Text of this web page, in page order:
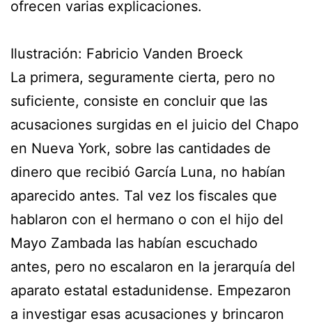
ofrecen varias explicaciones.
Ilustración: Fabricio Vanden Broeck
La primera, seguramente cierta, pero no
suficiente, consiste en concluir que las
acusaciones surgidas en el juicio del Chapo
en Nueva York, sobre las cantidades de
dinero que recibió García Luna, no habían
aparecido antes. Tal vez los fiscales que
hablaron con el hermano o con el hijo del
Mayo Zambada las habían escuchado
antes, pero no escalaron en la jerarquía del
aparato estatal estadunidense. Empezaron
a investigar esas acusaciones y brincaron